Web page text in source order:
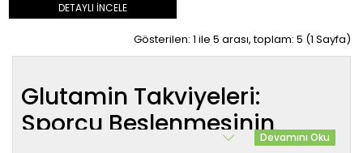
DETAYLI İNCELE
Gösterilen: 1 ile 5 arası, toplam: 5 (1 Sayfa)
Glutamin Takviyeleri:
Sporcu BeslenmesininDevamını Oku